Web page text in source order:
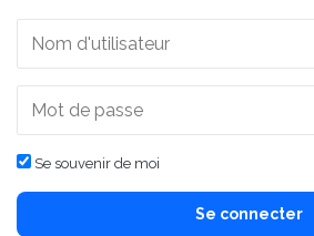
Se souvenir de moi
Se connecter